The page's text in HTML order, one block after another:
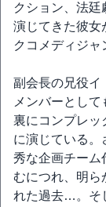
クション、法
演じてきた彼女
クコメディジャ
副会長の兄役イ
メンバーとし
裏にコンプレッ
に演じている。
秀な企画チーム
むにつれ、明ら
れた過去…。そ